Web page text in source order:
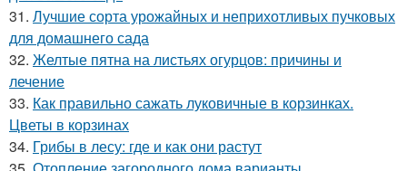
31. Лучшие сорта урожайных и неприхотливых пучковых
для домашнего сада
32. Желтые пятна на листьях огурцов: причины и
лечение
33. Как правильно сажать луковичные в корзинках.
Цветы в корзинах
34. Грибы в лесу: где и как они растут